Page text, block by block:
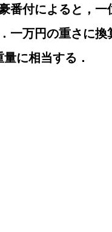
番付によると，
一万円の重さに
に相当する．